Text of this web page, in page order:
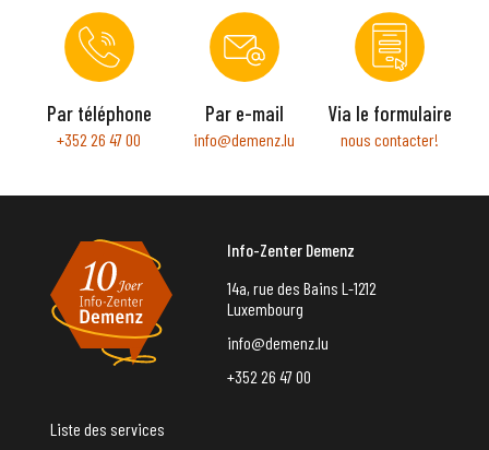
Par téléphone
+352 26 47 00
Par e-mail
info@demenz.lu
Via le formulaire
nous contacter!
Info-Zenter Demenz
14a, rue des Bains L-1212
Luxembourg
info@demenz.lu
+352 26 47 00
Liste des services